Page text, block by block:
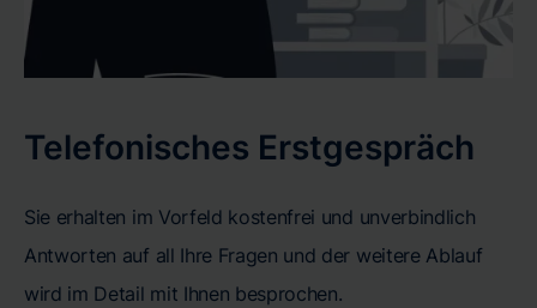
Telefonisches Erstgespräch
Sie erhalten im Vorfeld kostenfrei und unverbindlich
Antworten auf all Ihre Fragen und der weitere Ablauf
wird im Detail mit Ihnen besprochen.